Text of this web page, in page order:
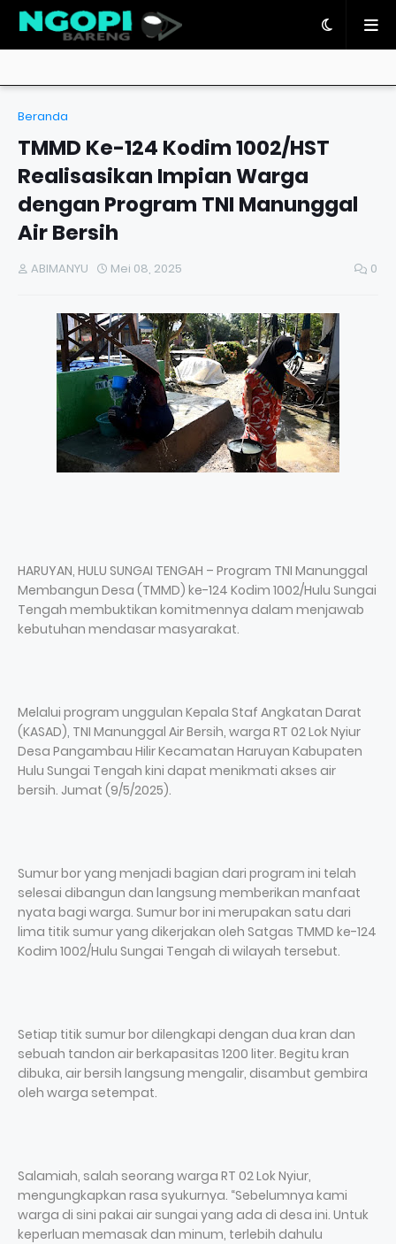
Beranda
TMMD Ke-124 Kodim 1002/HST
Realisasikan Impian Warga
dengan Program TNI Manunggal
Air Bersih
ABIMANYU Mei 08, 2025 0
HARUYAN, HULU SUNGAI TENGAH – Program TNI Manunggal
Membangun Desa (TMMD) ke-124 Kodim 1002/Hulu Sungai
Tengah membuktikan komitmennya dalam menjawab
kebutuhan mendasar masyarakat.
Melalui program unggulan Kepala Staf Angkatan Darat
(KASAD), TNI Manunggal Air Bersih, warga RT 02 Lok Nyiur
Desa Pangambau Hilir Kecamatan Haruyan Kabupaten
Hulu Sungai Tengah kini dapat menikmati akses air
bersih. Jumat (9/5/2025).
Sumur bor yang menjadi bagian dari program ini telah
selesai dibangun dan langsung memberikan manfaat
nyata bagi warga. Sumur bor ini merupakan satu dari
lima titik sumur yang dikerjakan oleh Satgas TMMD ke-124
Kodim 1002/Hulu Sungai Tengah di wilayah tersebut.
Setiap titik sumur bor dilengkapi dengan dua kran dan
sebuah tandon air berkapasitas 1200 liter. Begitu kran
dibuka, air bersih langsung mengalir, disambut gembira
oleh warga setempat.
Salamiah, salah seorang warga RT 02 Lok Nyiur,
mengungkapkan rasa syukurnya. “Sebelumnya kami
warga di sini pakai air sungai yang ada di desa ini. Untuk
keperluan memasak dan minum, terlebih dahulu